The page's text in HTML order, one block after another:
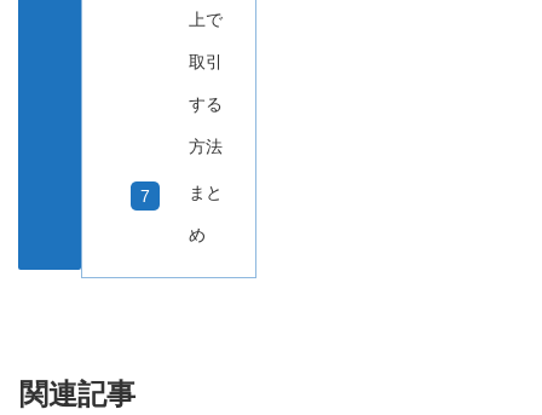
上で
取引
する
方法
まと
め
関連記事